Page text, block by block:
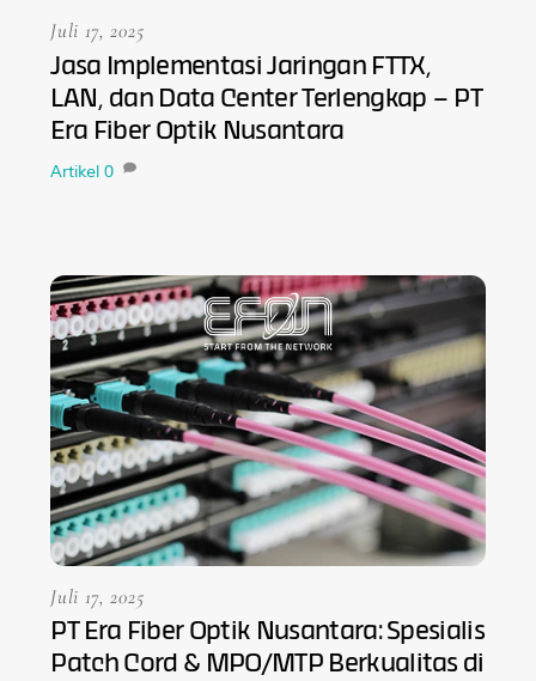
Juli 17, 2025
Jasa Implementasi Jaringan FTTX,
LAN, dan Data Center Terlengkap – PT
Era Fiber Optik Nusantara
Artikel 0
Juli 17, 2025
PT Era Fiber Optik Nusantara: Spesialis
Patch Cord & MPO/MTP Berkualitas di